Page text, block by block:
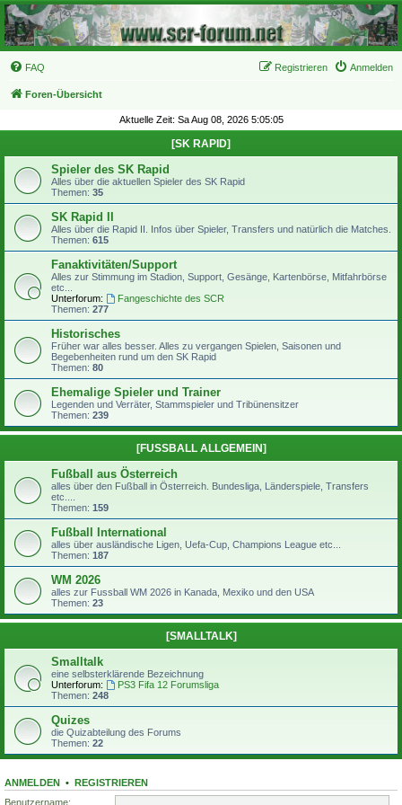
FAQ Anmelden
Registrieren
Foren-Übersicht
Aktuelle Zeit: Sa Aug 08, 2026 5:05:05
[SK RAPID]
Spieler des SK Rapid
Alles über die aktuellen Spieler des SK Rapid
Themen: 35
SK Rapid II
Alles über die Rapid II. Infos über Spieler, Transfers und natürlich die Matches.
Themen: 615
Fanaktivitäten/Support
Alles zur Stimmung im Stadion, Support, Gesänge, Kartenbörse, Mitfahrbörse
etc...
Unterforum:
Fangeschichte des SCR
Themen: 277
Historisches
Früher war alles besser. Alles zu vergangen Spielen, Saisonen und
Begebenheiten rund um den SK Rapid
Themen: 80
Ehemalige Spieler und Trainer
Legenden und Verräter, Stammspieler und Tribünensitzer
Themen: 239
[FUSSBALL ALLGEMEIN]
Fußball aus Österreich
alles über den Fußball in Österreich. Bundesliga, Länderspiele, Transfers
etc....
Themen: 159
Fußball International
alles über ausländische Ligen, Uefa-Cup, Champions League etc...
Themen: 187
WM 2026
alles zur Fussball WM 2026 in Kanada, Mexiko und den USA
Themen: 23
[SMALLTALK]
Smalltalk
eine selbsterklärende Bezeichnung
Unterforum:
PS3 Fifa 12 Forumsliga
Themen: 248
Quizes
die Quizabteilung des Forums
Themen: 22
ANMELDEN • REGISTRIEREN
Benutzername: